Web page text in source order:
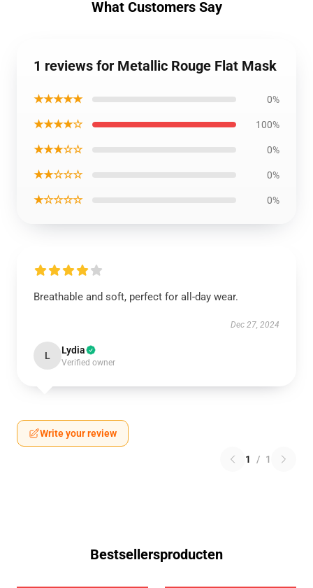
What Customers Say
1 reviews for Metallic Rouge Flat Mask
★★★★★ 0%
★★★★☆ 100%
★★★☆☆ 0%
★★☆☆☆ 0%
★☆☆☆☆ 0%
Breathable and soft, perfect for all-day wear.
Dec 27, 2024
L Lydia
Verified owner
Write your review
1 / 1
Bestsellersproducten